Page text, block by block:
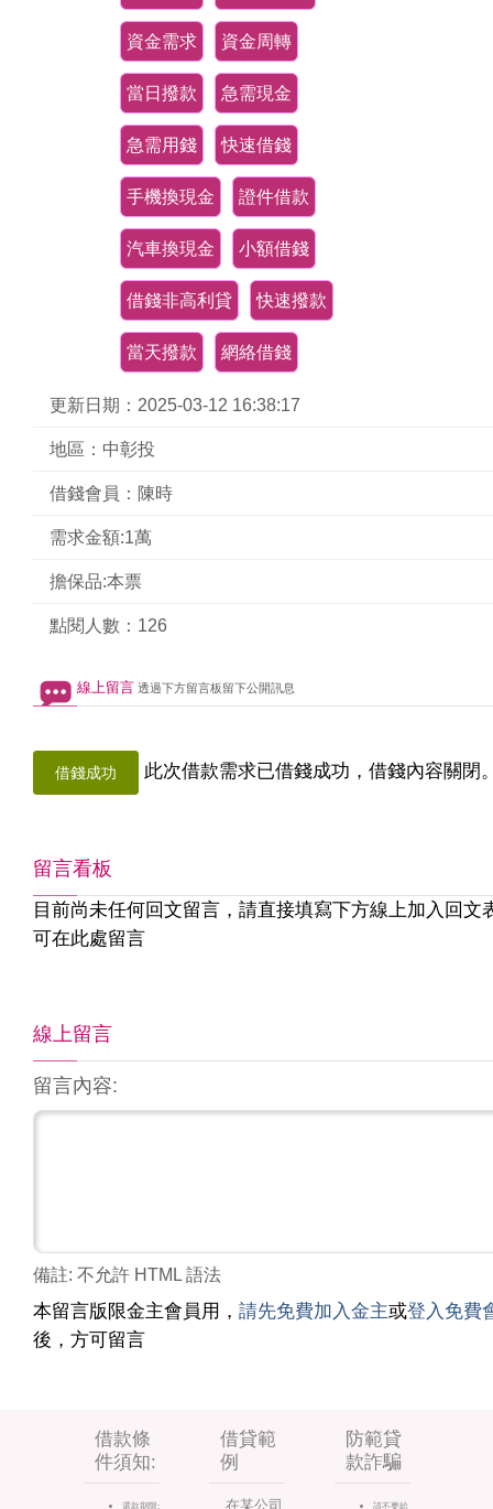
資金需求 資金周轉
當日撥款 急需現金
急需用錢 快速借錢
手機換現金 證件借款
汽車換現金 小額借錢
借錢非高利貸 快速撥款
當天撥款 網絡借錢
更新日期：2025-03-12 16:38:17
地區：中彰投
借錢會員：陳時
需求金額:1萬
擔保品:本票
點閱人數：126
線上留言 透過下方留言板留下公開訊息
借錢成功 此次借款需求已借錢成功，借錢內容關閉
留言看板
目前尚未任何回文留言，請直接填寫下方線上加入回文
可在此處留言
線上留言
留言內容:
備註: 不允許 HTML 語法
本留言版限金主會員用， 請先免費加入金主或登入免費
後，方可留言
借款條
件須知:
還款期限:
借貸範
例
在某公司
防範貸
款詐騙
請不要給